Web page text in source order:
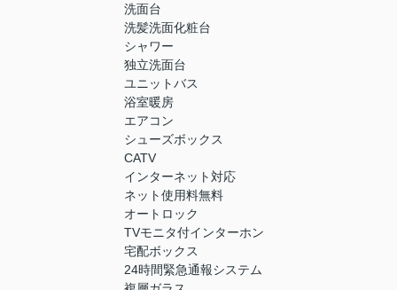
洗面台
洗髪洗面化粧台
シャワー
独立洗面台
ユニットバス
浴室暖房
エアコン
シューズボックス
CATV
インターネット対応
ネット使用料無料
オートロック
TVモニタ付インターホン
宅配ボックス
24時間緊急通報システム